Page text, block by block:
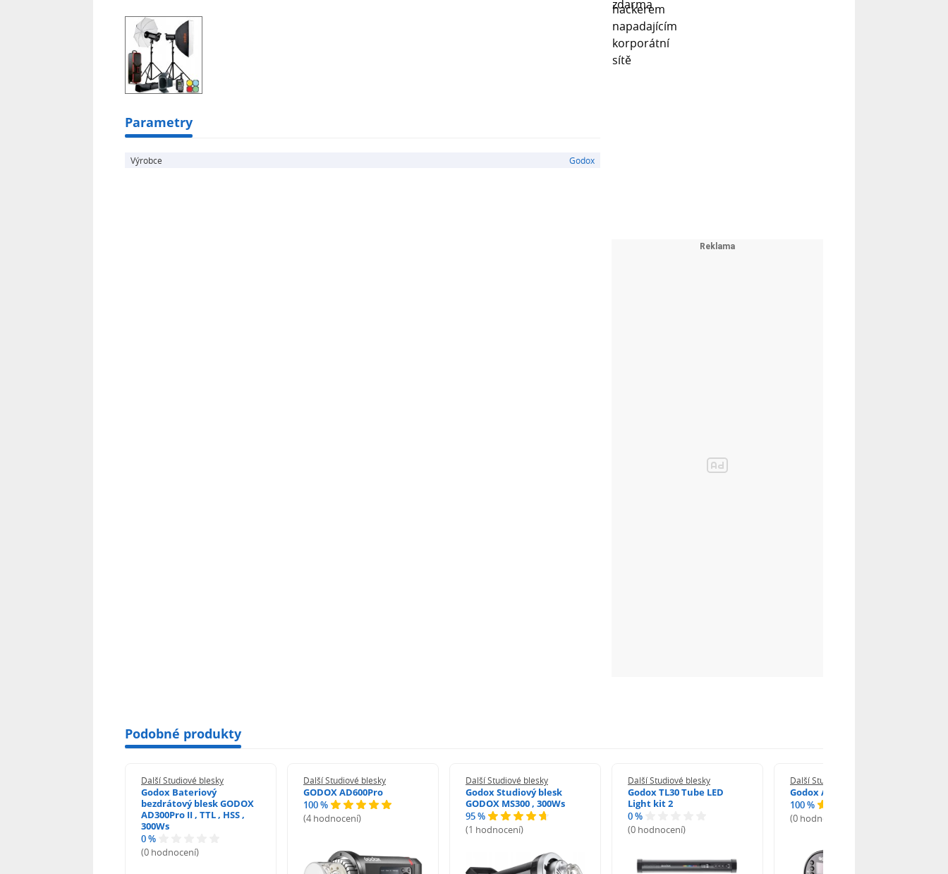
Parametry
Výrobce Godox
Podobné produkty
Další Studiové blesky
Godox Bateriový
bezdrátový blesk GODOX
AD300Pro II , TTL , HSS ,
300Ws
0 %
(0 hodnocení)
Další Studiové blesky
GODOX AD600Pro
100 %
(4 hodnocení)
Další Studiové blesky
Godox Studiový blesk
GODOX MS300 , 300Ws
95 %
(1 hodnocení)
Další Studiové blesky
Godox TL30 Tube LED
Light kit 2
0 %
(0 hodnocení)
Další Studiové blesky
Godox AD100 Pro
100 %
(0 hodnocení)